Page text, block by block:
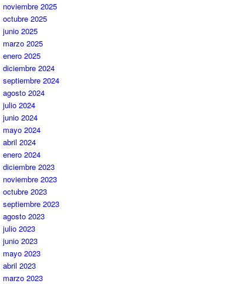
noviembre 2025
octubre 2025
junio 2025
marzo 2025
enero 2025
diciembre 2024
septiembre 2024
agosto 2024
julio 2024
junio 2024
mayo 2024
abril 2024
enero 2024
diciembre 2023
noviembre 2023
octubre 2023
septiembre 2023
agosto 2023
julio 2023
junio 2023
mayo 2023
abril 2023
marzo 2023